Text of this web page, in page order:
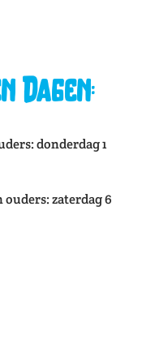
Dagen:
donderdag 1
zaterdag 6